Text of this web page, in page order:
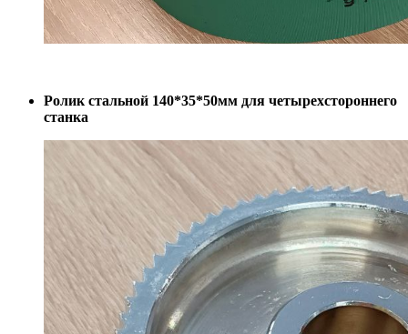
Ролик стальной 140*35*50мм для четырехстороннего
станка